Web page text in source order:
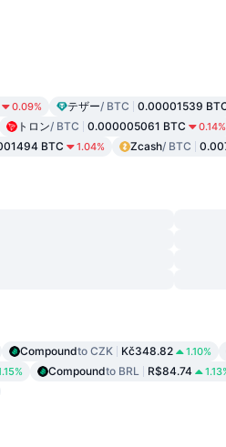
0.09% テザー/ BTC 0.00001539
トロン/ BTC 0.000005061 BTC 0.14%
BTC 1.04% Zcash/ BTC
Compoundto CZK Kč348.82 1.10%
Compoundto BRL R$84.74